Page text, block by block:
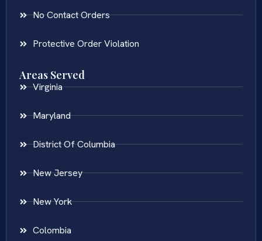
No Contact Orders
Protective Order Violation
Areas Served
Virginia
Maryland
District Of Columbia
New Jersey
New York
Colombia